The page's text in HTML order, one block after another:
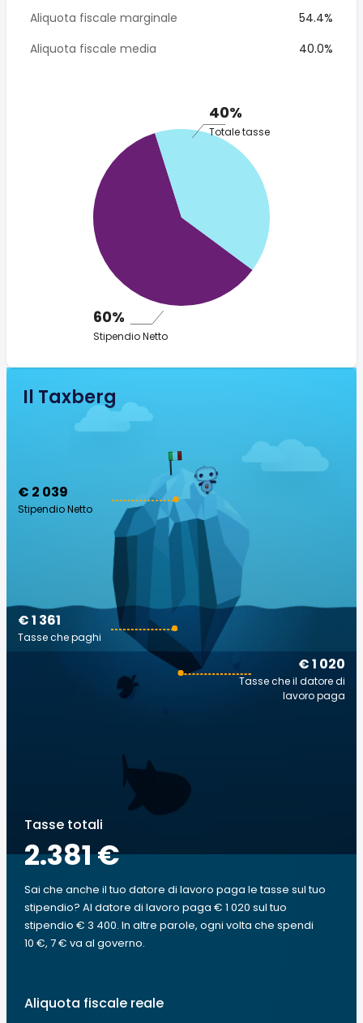
Aliquota fiscale marginale
54.4%
Aliquota fiscale media
40.0%
40%
Totale tasse
60%
Stipendio Netto
Il Taxberg
€ 2 039
Stipendio Netto
€ 1 020
Tasse che il datore di
lavoro paga
€ 1 361
Tasse che paghi
Tasse totali
2.381 €
Sai che anche il tuo datore di lavoro paga le tasse sul tuo
stipendio? Al datore di lavoro paga € 1 020 sul tuo
stipendio € 3 400. In altre parole, ogni volta che spendi
10 €, 7 € va al governo.
Aliquota fiscale reale